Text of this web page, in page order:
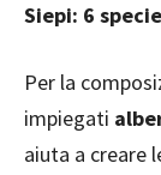
Siepi: 6
Per la
impiegati
aiuta a creare